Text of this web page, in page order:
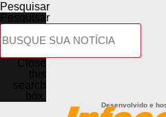
Pesquisar
Pesquisar
Desenvolvido e